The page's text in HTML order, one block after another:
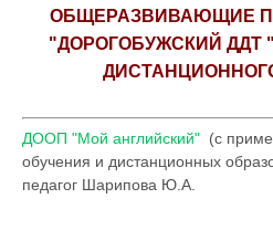
ОБЩЕРАЗВИВАЮЩИЕ
"ДОРОГОБУЖСКИЙ ДДТ
ДООП "Мой английский" (с
обучения и дистанционных
педагог Шарипова Ю.А.